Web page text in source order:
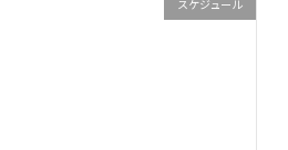
スケジュール